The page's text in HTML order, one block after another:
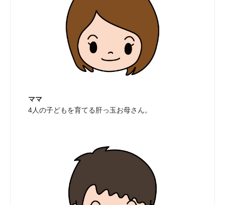
ママ
4人の子どもを育てる肝っ玉お母さん。